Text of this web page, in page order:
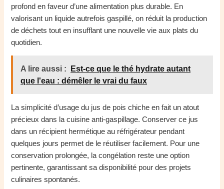
profond en faveur d’une alimentation plus durable. En
valorisant un liquide autrefois gaspillé, on réduit la production
de déchets tout en insufflant une nouvelle vie aux plats du
quotidien.
A lire aussi :
Est-ce que le thé hydrate autant
que l'eau : démêler le vrai du faux
La simplicité d’usage du jus de pois chiche en fait un atout
précieux dans la cuisine anti-gaspillage. Conserver ce jus
dans un récipient hermétique au réfrigérateur pendant
quelques jours permet de le réutiliser facilement. Pour une
conservation prolongée, la congélation reste une option
pertinente, garantissant sa disponibilité pour des projets
culinaires spontanés.